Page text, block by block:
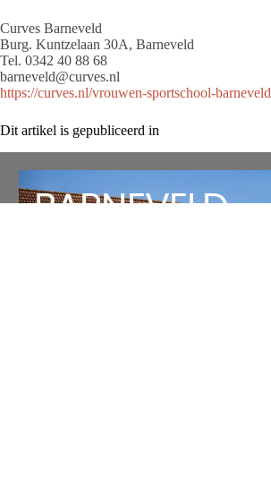
Curves Barneveld
Burg. Kuntzelaan 30A, Barneveld
Tel. 0342 40 88 68
barneveld@curves.nl
https://curves.nl/vrouwen-sportschool-barneveld
Dit artikel is gepubliceerd in